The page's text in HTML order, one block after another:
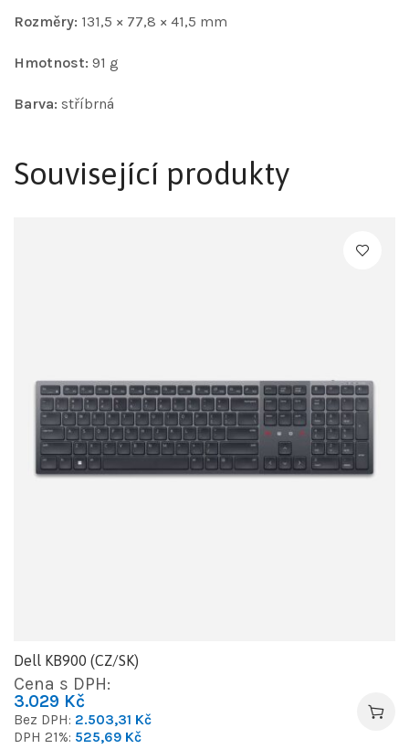
Rozměry: 131,5 × 77,8 × 41,5 mm
Hmotnost: 91 g
Barva: stříbrná
Související produkty
Dell KB900 (CZ/SK)
Cena s DPH:
3.029 Kč
Bez DPH: 2.503,31 Kč
DPH 21%: 525,69 Kč